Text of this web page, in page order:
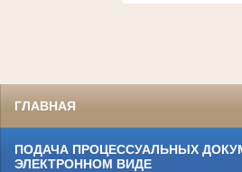
ГЛАВНАЯ
ПОДАЧА ПРОЦЕССУАЛЬНЫХ
ЭЛЕКТРОННОМ ВИДЕ